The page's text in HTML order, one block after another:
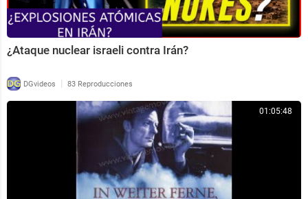
¿Ataque nuclear israeli contra Irán?
DGvideos | 83 Reproducciones
01:05:48